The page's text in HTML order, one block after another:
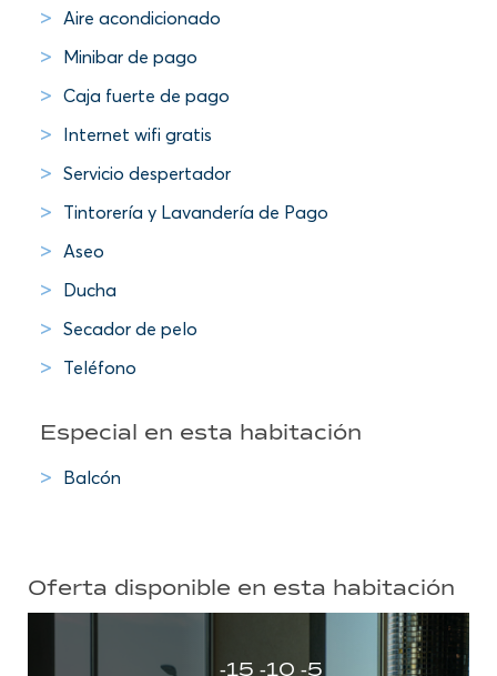
Aire acondicionado
Minibar de pago
Caja fuerte de pago
Internet wifi gratis
Servicio despertador
Tintorería y Lavandería de Pago
Aseo
Ducha
Secador de pelo
Teléfono
Especial en esta habitación
Balcón
Oferta disponible en esta habitación
-15 -10 -5